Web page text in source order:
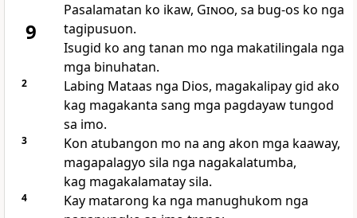
9
Pasalamatan ko ikaw, Ginoo, sa bug-os ko nga
tagipusuon.
Isugid ko ang tanan mo nga makatilingala nga
mga binuhatan.
2
Labing Mataas nga Dios, magakalipay gid ako
kag magakanta sang mga pagdayaw tungod
sa imo.
3
Kon atubangon mo na ang akon mga kaaway,
magapalagyo sila nga nagakalatumba,
kag magakalamatay sila.
4
Kay matarong ka nga manughukom nga